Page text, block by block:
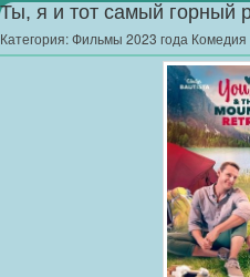
Ты, я и тот самый горный
Категория:Фильмы 2023 года